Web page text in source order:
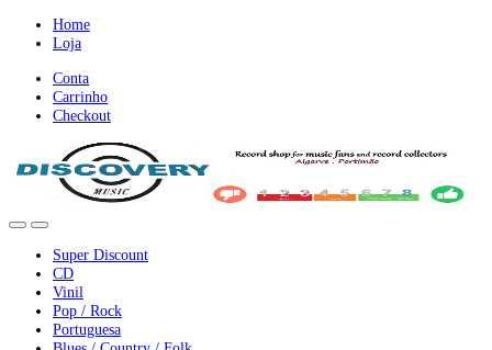
nevegação
conteúdo
Home
Loja
Conta
Carrinho
Checkout
Super Discount
CD
Vinil
Pop / Rock
Portuguesa